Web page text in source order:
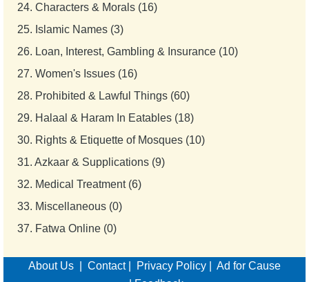
24. Characters & Morals (16)
25. Islamic Names (3)
26. Loan, Interest, Gambling & Insurance (10)
27. Women's Issues (16)
28. Prohibited & Lawful Things (60)
29. Halaal & Haram In Eatables (18)
30. Rights & Etiquette of Mosques (10)
31. Azkaar & Supplications (9)
32. Medical Treatment (6)
33. Miscellaneous (0)
37. Fatwa Online (0)
About Us Contact| Privacy Policy
Ad for Cause